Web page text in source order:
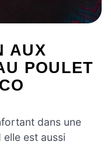
AUX
POULET
dans une
est aussi